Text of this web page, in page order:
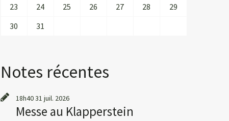
23
24 25 26 27 28
29
30
31
Notes récentes
18h4031 juil. 2026
Messe au Klapperstein